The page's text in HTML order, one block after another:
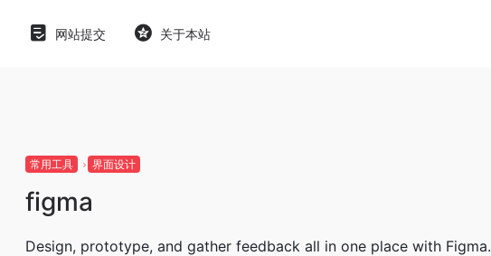
网站提交 关于本站
常用工具 界面设计
figma
Design, prototype, and gather feedback all in one place with Figma.